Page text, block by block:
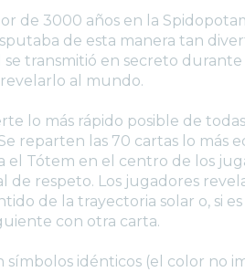
de 3000 años en la
de esta manera tan
transmitió en secreto durante
al mundo.
lo más rápido posible de
reparten las 70 cartas lo más
el Tótem en el centro de los
respeto. Los jugadores
de la trayectoria solar o, si
con otra carta.
símbolos idénticos (el color no